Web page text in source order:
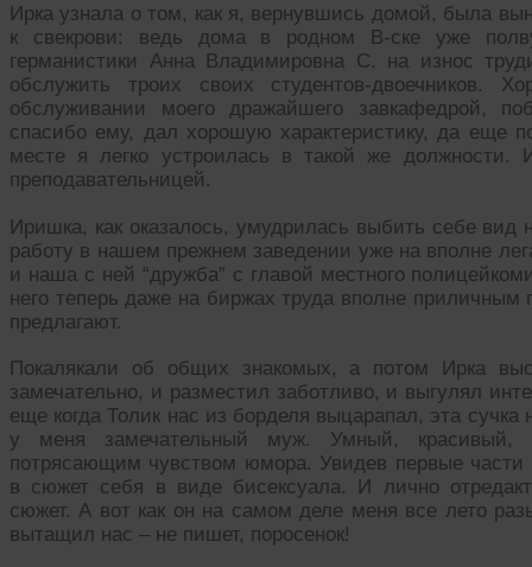
Ирка узнала о том, как я, вернувшись домой, была
к свекрови: ведь дома в родном В-ске уже
германистики Анна Владимировна С. на износ
обслужить троих своих студентов-
обслуживании моего дражайшего завкафедрой,
спасибо ему, дал хорошую характеристику, да еще
месте я легко устроилась в такой же должности.
преподавательницей.
Иришка, как оказалось, умудрилась выбить себе
работу в нашем прежнем заведении уже на вполне
и наша с ней “дружба” с главой местного
него теперь даже на биржах труда вполне приличным
предлагают.
Покалякали об общих знакомых, а потом Ирка
замечательно, и разместил заботливо, и выгулял
еще когда Толик нас из борделя выцарапал, эта сучка
у меня замечательный муж. Умный,
потрясающим чувством юмора. Увидев первые части
в сюжет себя в виде бисексуала. И лично
сюжет. А вот как он на самом деле меня все лето
вытащил нас – не пишет, поросенок!